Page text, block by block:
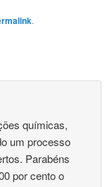
.
químicas,
um processo
Parabéns
por cento o